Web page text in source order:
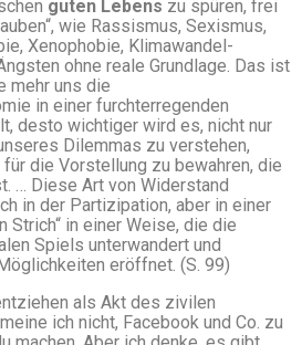
guten Lebens zu spüren, frei
wie Rassismus, Sexismus,
Xenophobie, Klimawandel-
ohne reale Grundlage. Das ist
mehr uns die
in einer furchterregenden
desto wichtiger wird es, nicht nur
Dilemmas zu verstehen,
die Vorstellung zu bewahren, die
… Diese Art von Widerstand
in der Partizipation, aber in einer
Strich“ in einer Weise, die die
Spiels unterwandert und
eröffnet. (S. 99)
als Akt des zivilen
ich nicht, Facebook und Co. zu